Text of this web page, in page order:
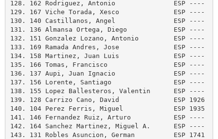
128. 162 Rodriguez, Antonio               ESP
129. 167 Viche Torada, Xesco              ESP
130. 140 Castillanos, Angel               ESP
131. 136 Almansa Ortega, Diego            ESP
132. 151 Gonzalez Lozano, Antonio         ESP
133. 169 Ramada Andres, Jose              ESP
134. 158 Martinez, Juan Luis              ESP
135. 166 Tomas, Francisco                 ESP
136. 137 Aupi, Juan Ignacio               ESP
137. 156 Lorente, Santiago                ESP
138. 155 Lopez Ballesteros, Valentin      ESP
139. 128 Carrizo Cano, David              ESP
140. 104 Perez Ferris, Miguel             ESP
141. 146 Fernandez Ruiz, Arturo           ESP
142. 164 Sanchez Martinez, Miguel A.      ESP
143. 131 Robles Asuncion, German          ESP